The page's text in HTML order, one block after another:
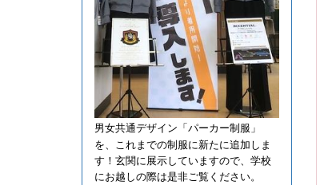
男女共通デザイン「パーカー制服」
を、これまでの制服に新たに追加しま
す！ 玄関に展示していますので、学校
にお越しの際は是非ご覧ください。